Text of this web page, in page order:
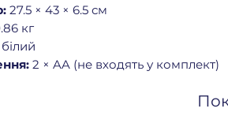
27.5 × 43 × 6.5 см
кг
білий
2 × AA (не входять у комплект)